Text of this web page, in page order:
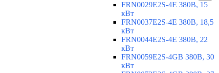
FRN0029E2S-4E 380В, 15
кВт
FRN0037E2S-4E 380В, 18,5
кВт
FRN0044E2S-4E 380В, 22
кВт
FRN0059E2S-4GB 380В, 30
кВт